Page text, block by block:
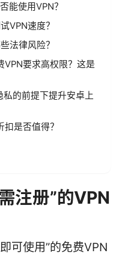
能使用VPN？
VPN速度？
法律风险？
VPN要求高权限？这是
私的前提下提升安卓上
是否值得？
注册”的VPN
可使用”的免费VPN